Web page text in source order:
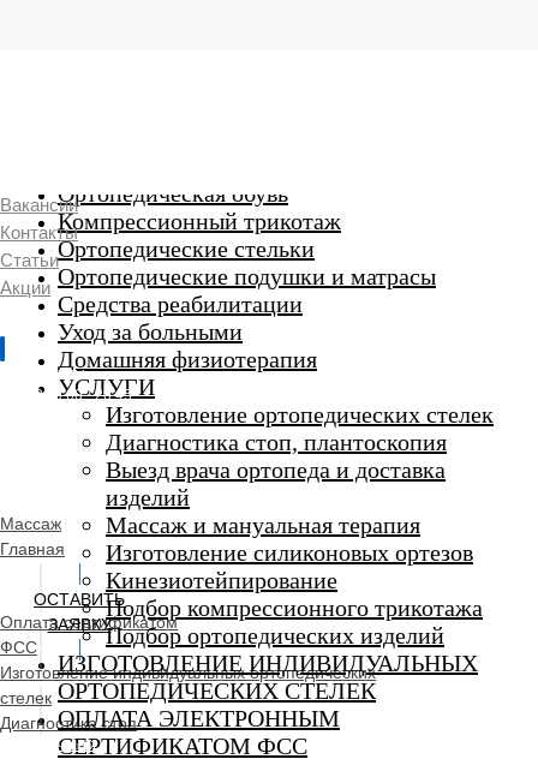
г. Люберцы
Пн-Вс 9:00 - 20:45
салон
Ортопедическая обувь
Компрессионный трикотаж
Ортопедические стельки
Ортопедические подушки и матрасы
Средства реабилитации
Уход за больными
Домашняя физиотерапия
УСЛУГИ
Изготовление ортопедических стелек
Диагностика стоп, плантоскопия
Выезд врача ортопеда и доставка
изделий
Массаж и мануальная терапия
Изготовление силиконовых ортезов
Кинезиотейпирование
Подбор компрессионного трикотажа
Подбор ортопедических изделий
ИЗГОТОВЛЕНИЕ ИНДИВИДУАЛЬНЫХ
ОРТОПЕДИЧЕСКИХ СТЕЛЕК
ОПЛАТА ЭЛЕКТРОННЫМ
СЕРТИФИКАТОМ ФСС
Вакансии
Контакты
Статьи
Акции
Массаж
Главная
ОСТАВИТЬ
ЗАЯВКУ
Оплата сертификатом
ФСС
Изготовление индивидуальных ортопедических
стелек
Диагностика стоп
Ортопедический